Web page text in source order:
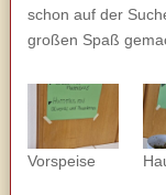
schon auf der
großen Spaß
Vorspeise